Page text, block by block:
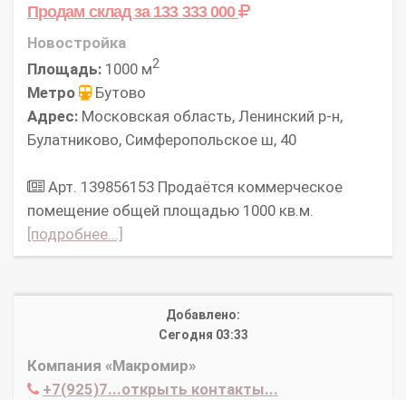
Продам складза 133 333 000
Новостройка
Площадь: 1000 м2
Метро
Бутово
Адрес: Московская область, Ленинский р-н,
Булатниково, Симферопольское ш, 40
Арт. 139856153 Продаётся коммерческое
помещение общей площадью 1000 кв.м.
[подробнее...]
Добавлено:
Сегодня 03:33
Компания «Макромир»
+7(925)7...открыть контакты...